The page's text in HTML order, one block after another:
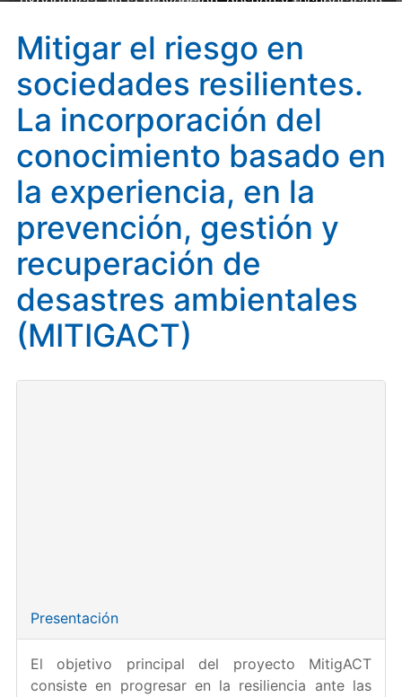
Mitigar el riesgo en
sociedades resilientes.
La incorporación del
conocimiento basado en
la experiencia, en la
prevención, gestión y
recuperación de
desastres ambientales
(MITIGACT)
Presentación
El objetivo principal del proyecto MitigACT
consiste en progresar en la resiliencia ante las